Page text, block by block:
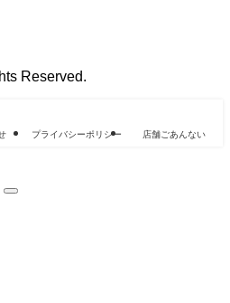
Reserved.
プライバシーポリシー 店舗ごあんない